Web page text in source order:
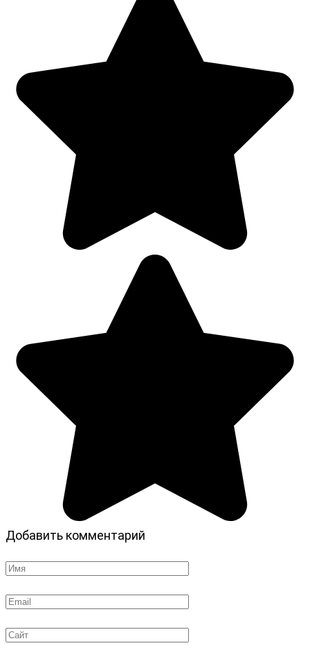
Добавить комментарий
Имя
Email
Сайт